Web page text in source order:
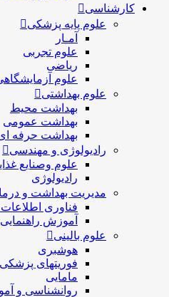
کارشناسی
علوم پایه پزشکی
آمـار
علوم تجربی
ریاضی
علوم
علوم بهداشتی
بهداشت محیط
بهداشت عمومی
بهداشت حرفه
رادیولوژی و مهندسی
علوم وصنایع
رادیولوژی
مدیریت بهداشت و
فناوری
آموزش
علوم بالینی
هوشبری
فوریتهای پزشکی
مامایی
روانشناسی و